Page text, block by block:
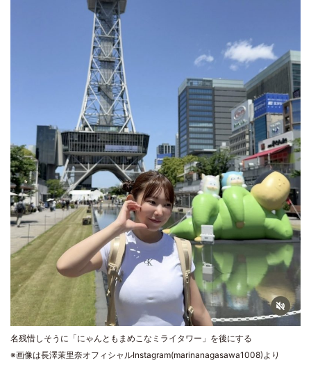
名残惜しそうに「にゃんともまめこなミライタワー」を後にする
※画像は長澤茉里奈オフィシャルInstagram(marinanagasawa1008)より